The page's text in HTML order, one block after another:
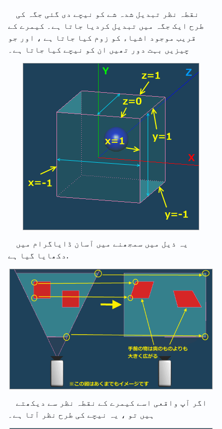
نقطہ نظر تبدیل شدہ شے کو نیچے دی گئی جگہ کی
طرح ایک جگہ میں تبدیل کردیا جاتا ہے۔ کیمرے کے
قریب موجود اشیاء کو زوم کیا جاتا ہے ، اور جو
چیزیں بہت دور تھیں ان کو نیچے کیا جاتا ہے۔
یہ ذیل میں سمجھنے میں آسان ڈایاگرام میں
دکھایا گیا ہے.
اگر آپ واقعی اسے کیمرے کے نقطہ نظر سے دیکھتے
ہیں تو ، یہ نیچے کی طرح نظر آتا ہے۔